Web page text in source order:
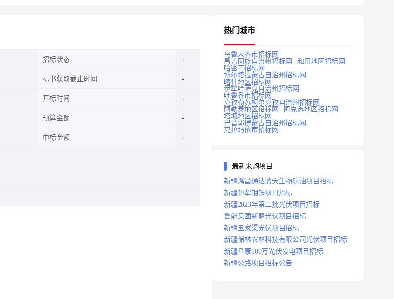
招标状态
标书获取截止时间
开标时间
预算金额
中标金额
热门城市
乌鲁木齐市招标网
昌吉回族自治州招标网
和田地区招标网
哈密市招标网
博尔塔拉蒙古自治州招标网
喀什地区招标网
伊犁哈萨克自治州招标网
吐鲁番市招标网
克孜勒苏柯尔克孜自治州招标网
阿勒泰地区招标网
阿克苏地区招标网
塔城地区招标网
巴音郭楞蒙古自治州招标网
克拉玛依市招标网
最新采购项目
新疆鸿昌通达蓝天生物航油项目招标
新疆伊犁钢铁项目招标
新疆2023年第二批光伏项目招标
鲁能集团新疆光伏项目招标
新疆五家渠光伏项目招标
新疆储林农林科技有限公司光伏项目招标
新疆阜康100万光伏发电项目招标
新疆公路项目招标公告